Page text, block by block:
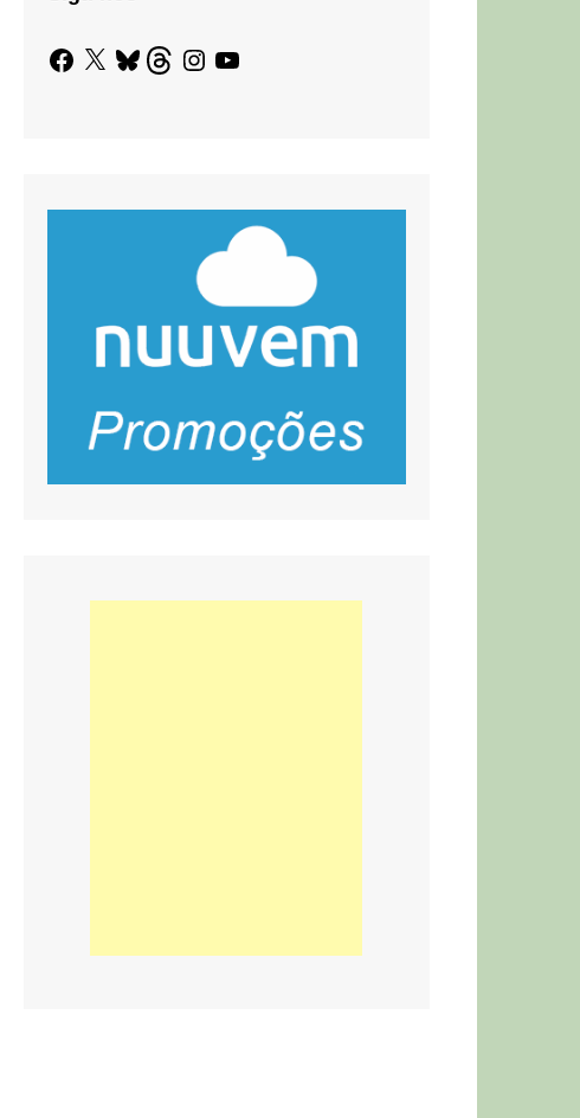
Facebook
X BlueskyThreadsInstagram
YouTube